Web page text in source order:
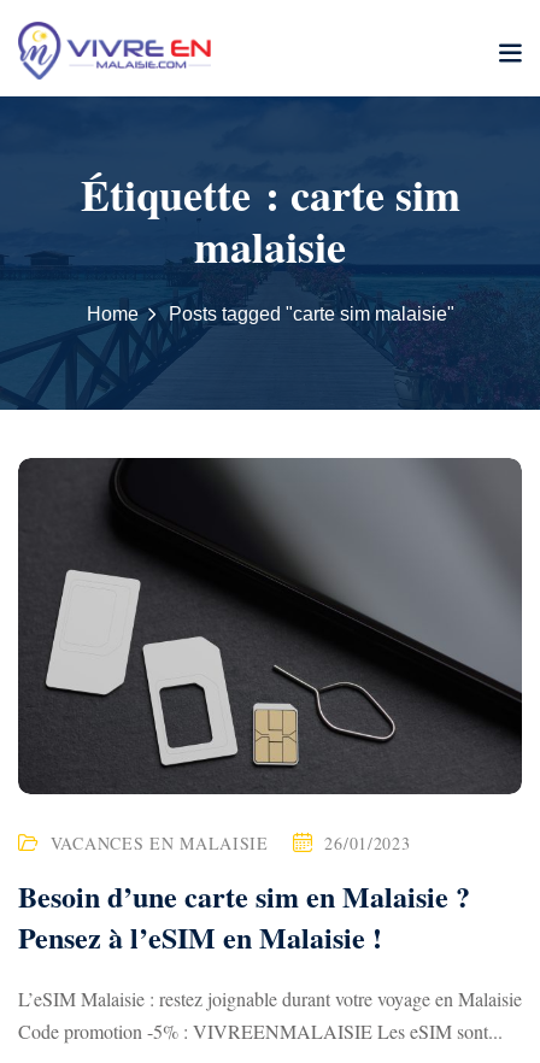
content
Étiquette : carte sim
malaisie
Home Posts tagged "carte sim malaisie"
VACANCES EN MALAISIE 26/01/2023
Besoin d’une carte sim en Malaisie ?
Pensez à l’eSIM en Malaisie !
L’eSIM Malaisie : restez joignable durant votre voyage en Malaisie
Code promotion -5% : VIVREENMALAISIE Les eSIM sont...